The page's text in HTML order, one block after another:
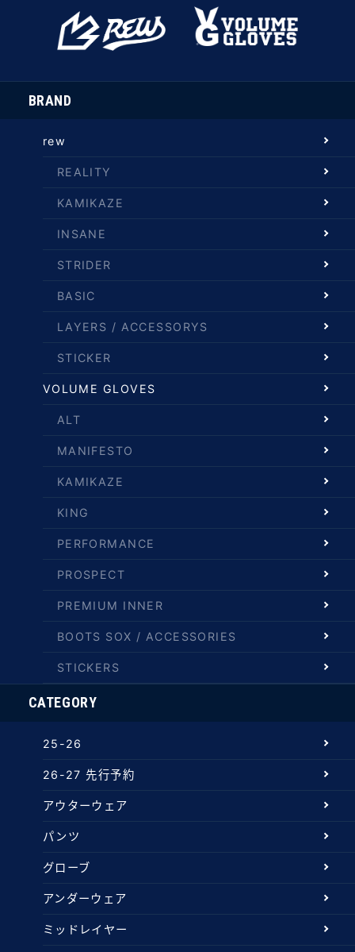
BRAND
rew
REALITY
KAMIKAZE
INSANE
STRIDER
BASIC
LAYERS / ACCESSORYS
STICKER
VOLUME GLOVES
ALT
MANIFESTO
KAMIKAZE
KING
PERFORMANCE
PROSPECT
PREMIUM INNER
BOOTS SOX / ACCESSORIES
STICKERS
CATEGORY
25-26
26-27 先行予約
アウターウェア
パンツ
グローブ
アンダーウェア
ミッドレイヤー